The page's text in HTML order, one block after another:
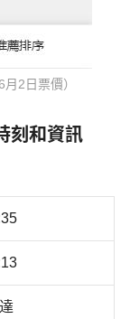
2日票價）
刻和資訊